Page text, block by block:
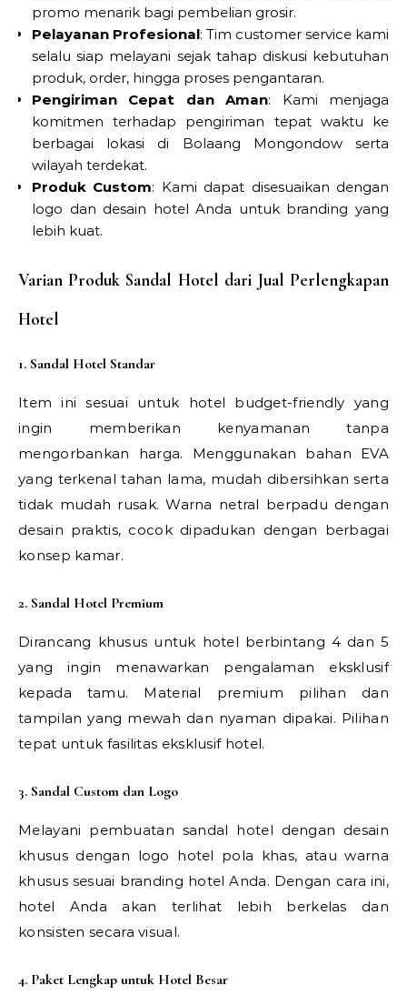
promo menarik bagi pembelian grosir.
Pelayanan Profesional: Tim customer service kami
selalu siap melayani sejak tahap diskusi kebutuhan
produk, order, hingga proses pengantaran.
Pengiriman Cepat dan Aman: Kami menjaga
komitmen terhadap pengiriman tepat waktu ke
berbagai lokasi di Bolaang Mongondow serta
wilayah terdekat.
Produk Custom: Kami dapat disesuaikan dengan
logo dan desain hotel Anda untuk branding yang
lebih kuat.
Varian Produk Sandal Hotel dari Jual Perlengkapan
Hotel
1. Sandal Hotel Standar
Item ini sesuai untuk hotel budget-friendly yang
ingin memberikan kenyamanan tanpa
mengorbankan harga. Menggunakan bahan EVA
yang terkenal tahan lama, mudah dibersihkan serta
tidak mudah rusak. Warna netral berpadu dengan
desain praktis, cocok dipadukan dengan berbagai
konsep kamar.
2. Sandal Hotel Premium
Dirancang khusus untuk hotel berbintang 4 dan 5
yang ingin menawarkan pengalaman eksklusif
kepada tamu. Material premium pilihan dan
tampilan yang mewah dan nyaman dipakai. Pilihan
tepat untuk fasilitas eksklusif hotel.
3. Sandal Custom dan Logo
Melayani pembuatan sandal hotel dengan desain
khusus dengan logo hotel pola khas, atau warna
khusus sesuai branding hotel Anda. Dengan cara ini,
hotel Anda akan terlihat lebih berkelas dan
konsisten secara visual.
4. Paket Lengkap untuk Hotel Besar